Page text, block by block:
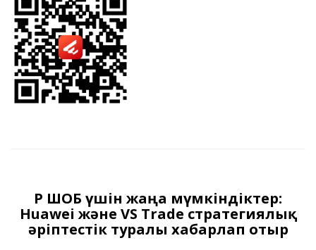
ҚР ШОБ үшін жаңа мүмкіндіктер:
Huawei және VS Trade стратегиялық
әріптестік туралы хабарлап отыр